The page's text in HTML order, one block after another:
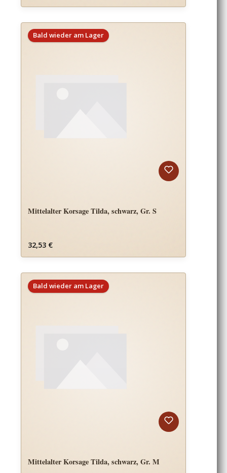
Bald wieder am Lager
Mittelalter Korsage Tilda, schwarz, Gr. S
Regulärer Preis:
32,53 €
Bald wieder am Lager
Mittelalter Korsage Tilda, schwarz, Gr. M